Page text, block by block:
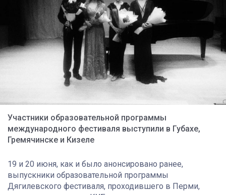
Участники образовательной программы
международного фестиваля выступили в Губахе,
Гремячинске и Кизеле
19 и 20 июня, как и было анонсировано ранее,
выпускники образовательной программы
Дягилевского фестиваля, проходившего в Перми,